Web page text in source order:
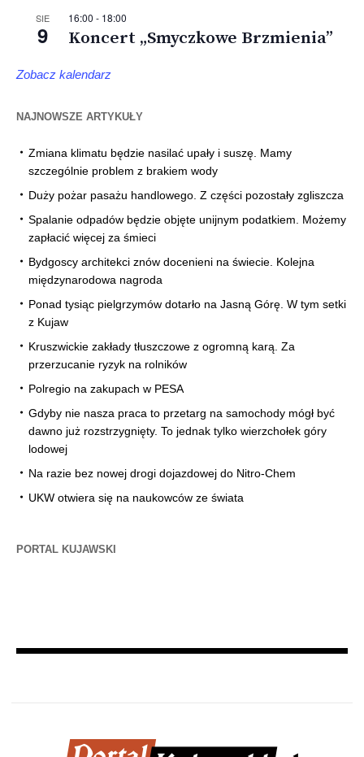
SIE
9
16:00 - 18:00
Koncert „Smyczkowe Brzmienia”
Zobacz kalendarz
NAJNOWSZE ARTYKUŁY
Zmiana klimatu będzie nasilać upały i suszę. Mamy
szczególnie problem z brakiem wody
Duży pożar pasażu handlowego. Z części pozostały zgliszcza
Spalanie odpadów będzie objęte unijnym podatkiem. Możemy
zapłacić więcej za śmieci
Bydgoscy architekci znów docenieni na świecie. Kolejna
międzynarodowa nagroda
Ponad tysiąc pielgrzymów dotarło na Jasną Górę. W tym setki
z Kujaw
Kruszwickie zakłady tłuszczowe z ogromną karą. Za
przerzucanie ryzyk na rolników
Polregio na zakupach w PESA
Gdyby nie nasza praca to przetarg na samochody mógł być
dawno już rozstrzygnięty. To jednak tylko wierzchołek góry
lodowej
Na razie bez nowej drogi dojazdowej do Nitro-Chem
UKW otwiera się na naukowców ze świata
PORTAL KUJAWSKI